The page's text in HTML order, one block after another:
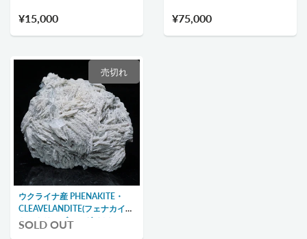
¥15,000 ¥75,000
売切れ
ウクライナ産 PHENAKITE・
CLEAVELANDITE(フェナカイ
ト・クリーブランダイト)
SOLD OUT